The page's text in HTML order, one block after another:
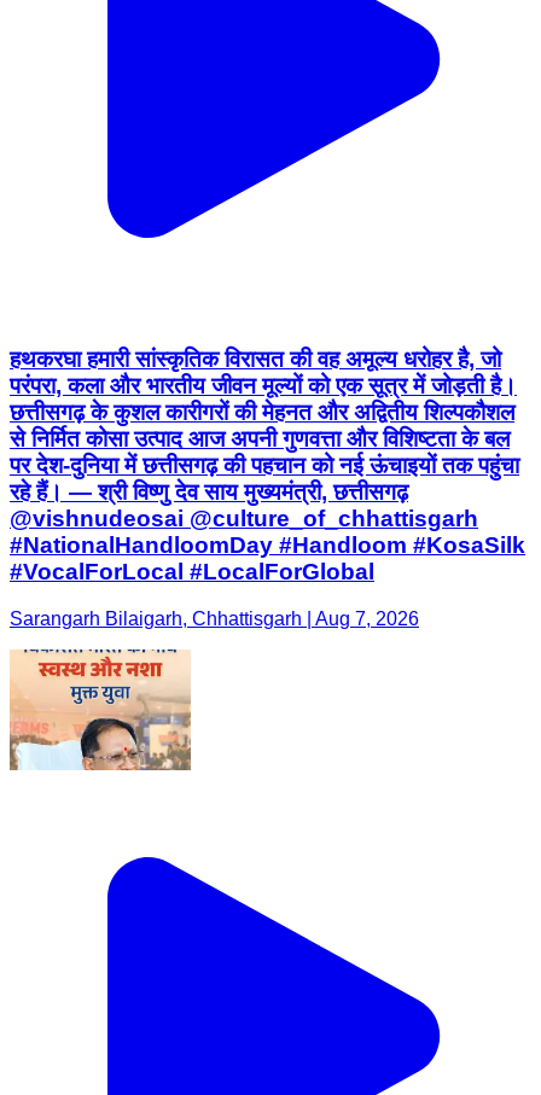
हथकरघा हमारी सांस्कृतिक विरासत की वह अमूल्य धरोहर है, जो
परंपरा, कला और भारतीय जीवन मूल्यों को एक सूत्र में जोड़ती है।
छत्तीसगढ़ के कुशल कारीगरों की मेहनत और अद्वितीय शिल्पकौशल
से निर्मित कोसा उत्पाद आज अपनी गुणवत्ता और विशिष्टता के बल
पर देश-दुनिया में छत्तीसगढ़ की पहचान को नई ऊंचाइयों तक पहुंचा
रहे हैं। — श्री विष्णु देव साय मुख्यमंत्री, छत्तीसगढ़
@vishnudeosai @culture_of_chhattisgarh
#NationalHandloomDay #Handloom #KosaSilk
#VocalForLocal #LocalForGlobal
Sarangarh Bilaigarh, Chhattisgarh | Aug 7, 2026